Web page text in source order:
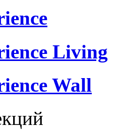
Living
Wall